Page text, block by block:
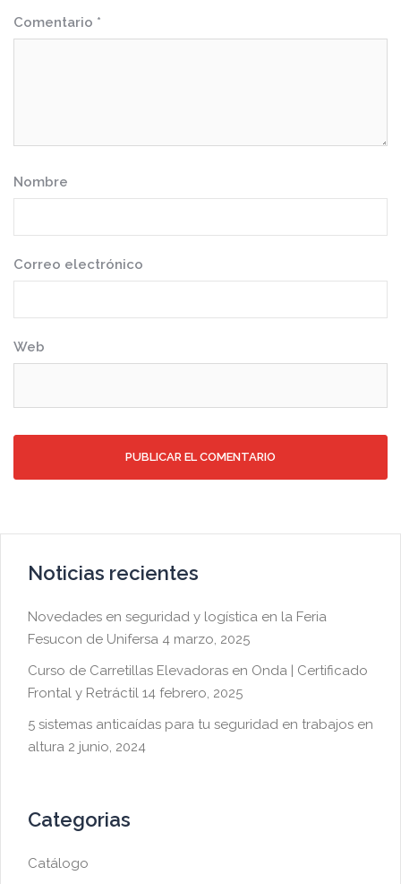
Comentario *
Nombre
Correo electrónico
Web
Noticias recientes
Novedades en seguridad y logística en la Feria
Fesucon de Unifersa 4 marzo, 2025
Curso de Carretillas Elevadoras en Onda | Certificado
Frontal y Retráctil 14 febrero, 2025
5 sistemas anticaídas para tu seguridad en trabajos en
altura 2 junio, 2024
Categorias
Catálogo